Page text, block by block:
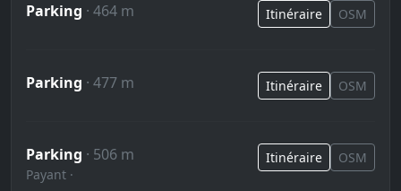
Parking · 464 m Itinéraire OSM
Parking · 477 m Itinéraire OSM
Parking · 506 m
Payant ·
Itinéraire OSM